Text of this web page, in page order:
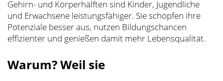
Gehirn- und Körperhälften sind Kinder, Jugendliche
und Erwachsene leistungsfähiger. Sie schöpfen ihre
Potenziale besser aus, nutzen Bildungschancen
effizienter und genießen damit mehr Lebensqualität.
Warum? Weil sie